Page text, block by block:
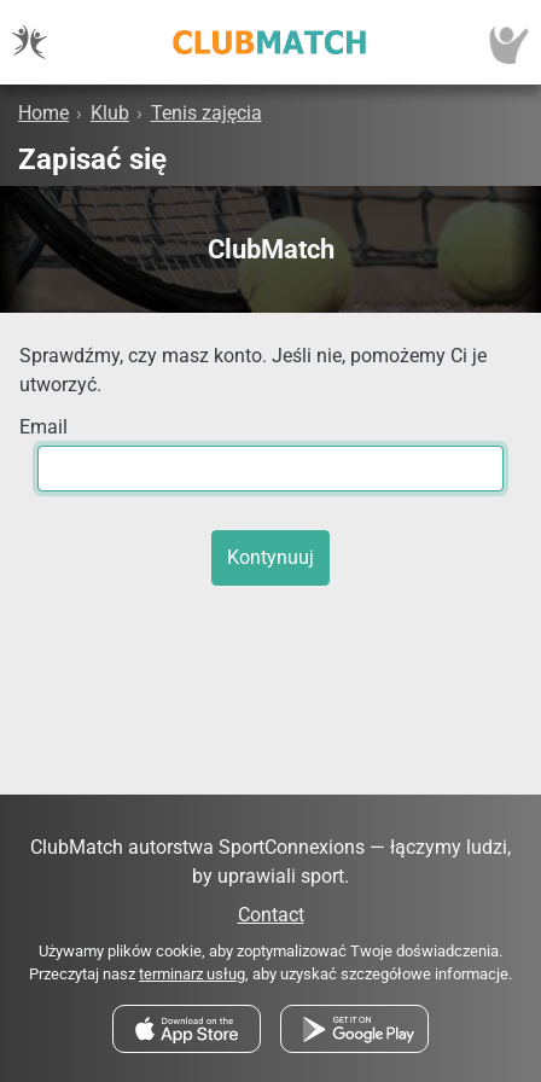
Home › Klub › Tenis zajęcia
Zapisać się
ClubMatch
Sprawdźmy, czy masz konto. Jeśli nie, pomożemy Ci je
utworzyć.
Email
Kontynuuj
ClubMatch autorstwa SportConnexions — łączymy ludzi,
by uprawiali sport.
Contact
Używamy plików cookie, aby zoptymalizować Twoje doświadczenia.
Przeczytaj nasz terminarz usług, aby uzyskać szczegółowe informacje.